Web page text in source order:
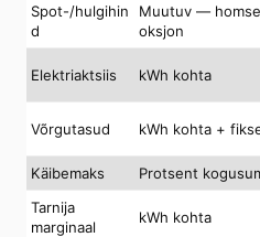
Spot-/hulgihin
d
Muutuv —
oksjon
Elektriaktsiis kWh kohta
Võrgutasud kWh kohta +
Käibemaks
Protsent
Tarnija
marginaal
kWh kohta